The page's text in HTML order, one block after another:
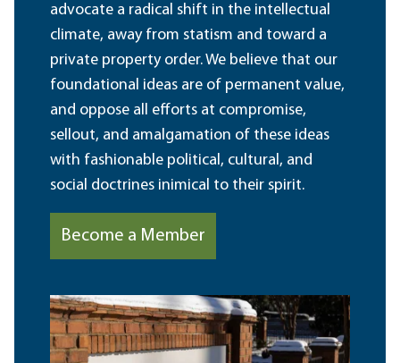
advocate a radical shift in the intellectual
climate, away from statism and toward a
private property order. We believe that our
foundational ideas are of permanent value,
and oppose all efforts at compromise,
sellout, and amalgamation of these ideas
with fashionable political, cultural, and
social doctrines inimical to their spirit.
Become a Member